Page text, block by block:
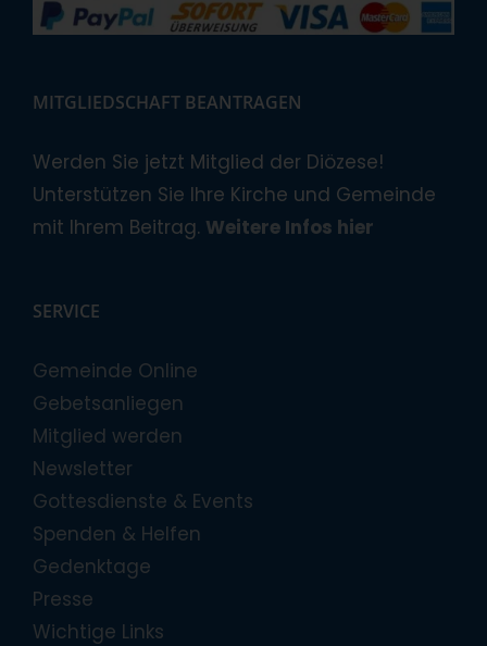
MITGLIEDSCHAFT BEANTRAGEN
Werden Sie jetzt Mitglied der Diözese!
Unterstützen Sie Ihre Kirche und Gemeinde
mit Ihrem Beitrag. Weitere Infos hier
SERVICE
Gemeinde Online
Gebetsanliegen
Mitglied werden
Newsletter
Gottesdienste & Events
Spenden & Helfen
Gedenktage
Presse
Wichtige Links